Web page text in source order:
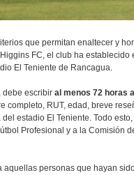
que permitan enaltecer y
FC, el club ha
El Teniente de Rancagua.
debe escribir al menos 72 horas
completo, RUT, edad, breve
estadio El Teniente. Todo
Profesional y a la Comisión
aquellas personas que hayan